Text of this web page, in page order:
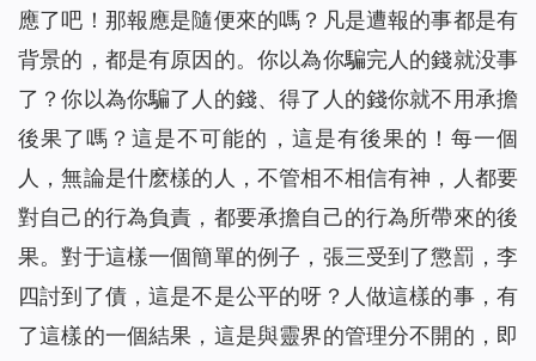
應了吧！那報應是隨便來的嗎？凡是遭報的事都是有
背景的，都是有原因的。你以為你騙完人的錢就没事
了？你以為你騙了人的錢、得了人的錢你就不用承擔
後果了嗎？這是不可能的，這是有後果的！每一個
人，無論是什麽樣的人，不管相不相信有神，人都要
對自己的行為負責，都要承擔自己的行為所帶來的後
果。對于這樣一個簡單的例子，張三受到了懲罰，李
四討到了債，這是不是公平的呀？人做這樣的事，有
了這樣的一個結果，這是與靈界的管理分不開的，即